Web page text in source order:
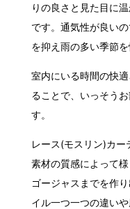
りの良さと見た目に
です。通気性が良い
を抑え雨の多い季節を
室内にいる時間の快
ることで、いっそう
す。
レース(モスリン)カー
素材の質感によって
ゴージャスまでを作
イル一つ一つの違い